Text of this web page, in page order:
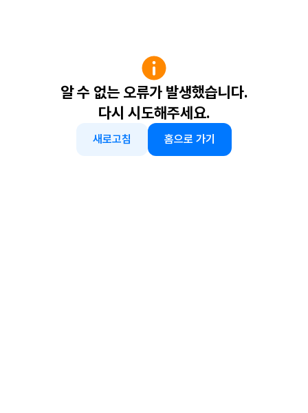
알 수 없는 오류가 발생했습니다.
다시 시도해주세요.
새로고침 홈으로 가기